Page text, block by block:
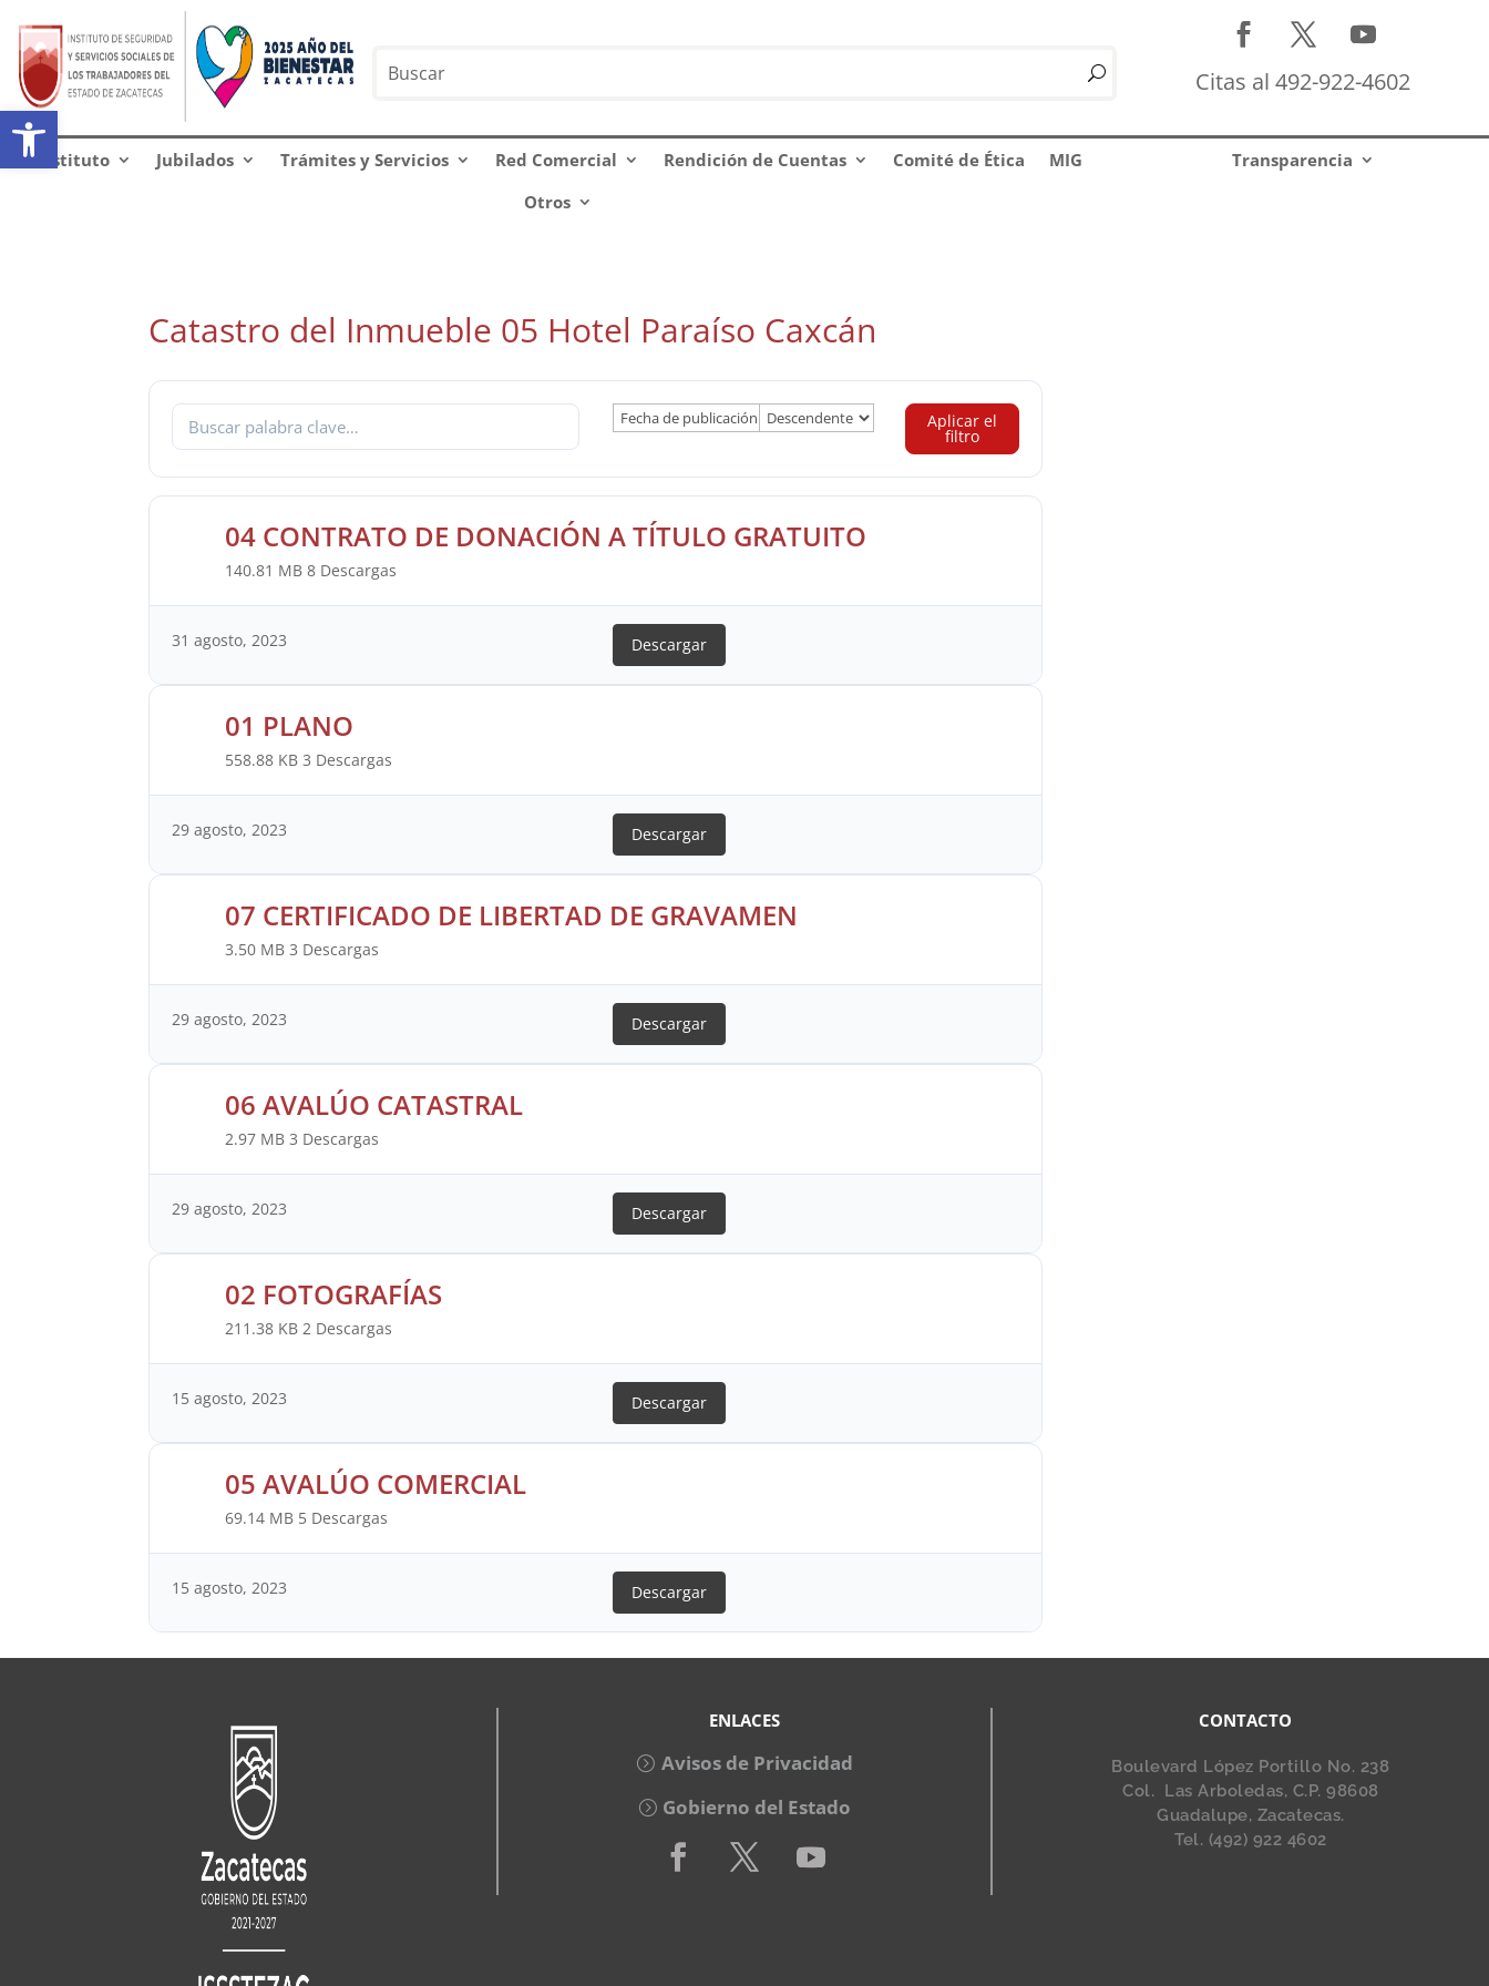
Abrir barra de herramientas
Citas al 492-922-4602
Instituto Jubilados Trámites y Servicios Red Comercial Rendición de Cuentas Comité de Ética
MIG
Otros
Transparencia
Catastro del Inmueble 05 Hotel Paraíso Caxcán
Aplicar el
filtro
04 CONTRATO DE DONACIÓN A TÍTULO GRATUITO
140.81 MB8 Descargas
31 agosto, 2023 Descargar
01 PLANO
558.88 KB3 Descargas
29 agosto, 2023 Descargar
07 CERTIFICADO DE LIBERTAD DE GRAVAMEN
3.50 MB3 Descargas
29 agosto, 2023 Descargar
06 AVALÚO CATASTRAL
2.97 MB3 Descargas
29 agosto, 2023 Descargar
02 FOTOGRAFÍAS
211.38 KB2 Descargas
15 agosto, 2023 Descargar
05 AVALÚO COMERCIAL
69.14 MB 5 Descargas
15 agosto, 2023 Descargar
ENLACES
Avisos de Privacidad
Gobierno del Estado
CONTACTO
Boulevard López Portillo No. 238
Col. Las Arboledas, C.P. 98608
Guadalupe, Zacatecas.
Tel. (492) 922 4602